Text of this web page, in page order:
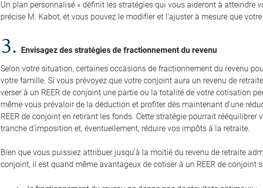
Un plan personnalisé « définit les stratégies qui vous aideront à atteindre
précise M. Kabot, et vous pouvez le modifier et l’ajuster à mesure que
3.
Envisagez des stratégies de fractionnement du revenu
Selon votre situation, certaines occasions de fractionnement du revenu
votre famille. Si vous prévoyez que votre conjoint aura un revenu de
verser à un REER de conjoint une partie ou la totalité de votre cotisation
même vous prévaloir de la déduction et profiter dès maintenant d’une
REER de conjoint en retirant les fonds. Cette stratégie pourrait
tranche d’imposition et, éventuellement, réduire vos impôts à la retraite.
Bien que vous puissiez attribuer jusqu’à la moitié du revenu de retraite
conjoint, il est quand même avantageux de cotiser à un REER de conjoint